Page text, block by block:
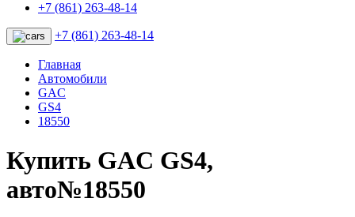
+7 (861) 263-48-14
+7 (861) 263-48-14
Главная
Автомобили
GAC
GS4
18550
Купить GAC GS4,
авто№18550